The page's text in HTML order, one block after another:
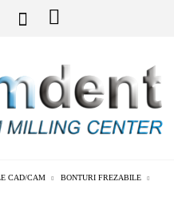
CAD/CAM BONTURI FREZABILE